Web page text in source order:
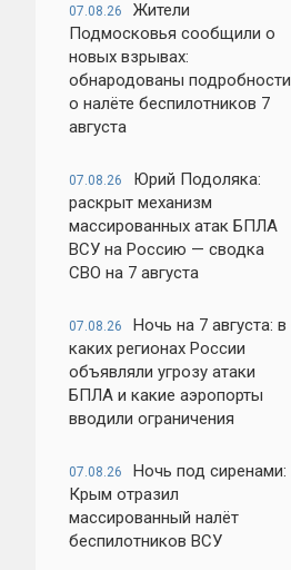
07.08.26
Жители
Подмосковья сообщили о
новых взрывах:
обнародованы подробности
о налёте беспилотников 7
августа
07.08.26
Юрий Подоляка:
раскрыт механизм
массированных атак БПЛА
ВСУ на Россию — сводка
СВО на 7 августа
07.08.26
Ночь на 7 августа: в
каких регионах России
объявляли угрозу атаки
БПЛА и какие аэропорты
вводили ограничения
07.08.26
Ночь под сиренами:
Крым отразил
массированный налёт
беспилотников ВСУ